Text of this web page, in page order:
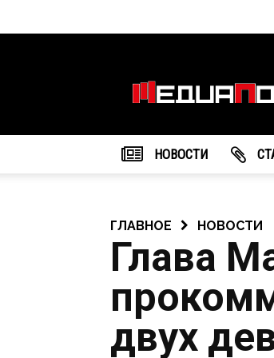
НОВОСТИ
ГЛАВНОЕ НОВОСТИ
Глава
двух